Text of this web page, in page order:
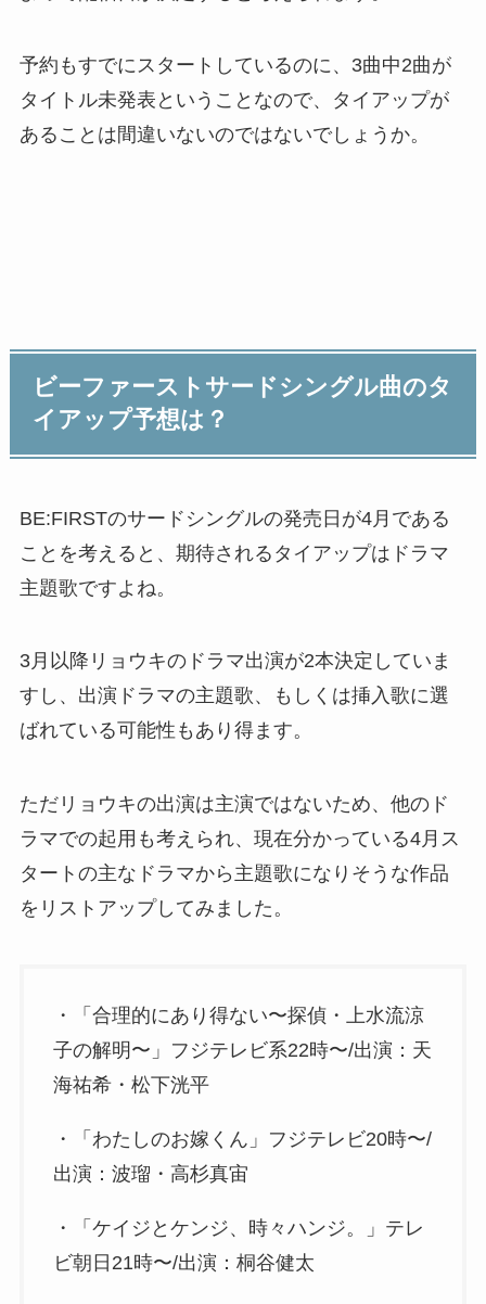
予約もすでにスタートしているのに、3曲中2曲が
タイトル未発表ということなので、タイアップが
あることは間違いないのではないでしょうか。
ビーファーストサードシングル曲のタ
イアップ予想は？
BE:FIRSTのサードシングルの発売日が4月である
ことを考えると、期待されるタイアップはドラマ
主題歌ですよね。
3月以降リョウキのドラマ出演が2本決定していま
すし、出演ドラマの主題歌、もしくは挿入歌に選
ばれている可能性もあり得ます。
ただリョウキの出演は主演ではないため、他のド
ラマでの起用も考えられ、現在分かっている4月ス
タートの主なドラマから主題歌になりそうな作品
をリストアップしてみました。
・「合理的にあり得ない〜探偵・上水流涼
子の解明〜」フジテレビ系22時〜/出演：天
海祐希・松下洸平
・「わたしのお嫁くん」フジテレビ20時〜/
出演：波瑠・高杉真宙
・「ケイジとケンジ、時々ハンジ。」テレ
ビ朝日21時〜/出演：桐谷健太